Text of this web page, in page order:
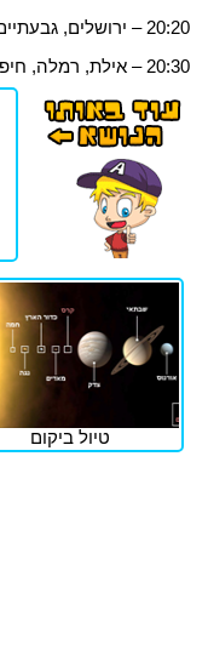
20:20 – ירושלים, גבעתיים, אשקלון, בת ים, נס ציונה, שוהם.
20:30 – אילת, רמלה, חיפה, פתח תקווה.
טיול ביקום